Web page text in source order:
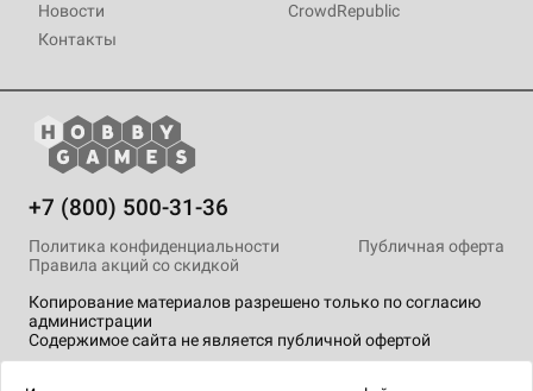
Новости
Контакты
CrowdRepublic
+7 (800) 500-31-36
Копирование материалов разрешено только по согласию
администрации
Содержимое сайта не является публичной офертой
Политика конфиденциальности
Публичная оферта
Правила акций со скидкой